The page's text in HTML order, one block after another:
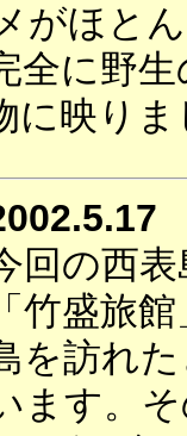
がほと
全に野
に映り
回の西
「竹盛旅
を訪れ
ます。